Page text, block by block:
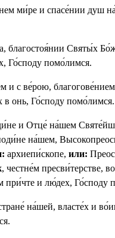
ми́ре и спасе́нии душ
благостоя́нии Святы́х
Го́споду помо́лимся.
и с ве́рою,
онь, Го́споду помо́лимся.
и Отце́ на́шем
на́шем,
архиепи́скопе, или:
, честне́м пресви́терстве,
при́чте и лю́дех, Го́споду
на́шей, власте́х и